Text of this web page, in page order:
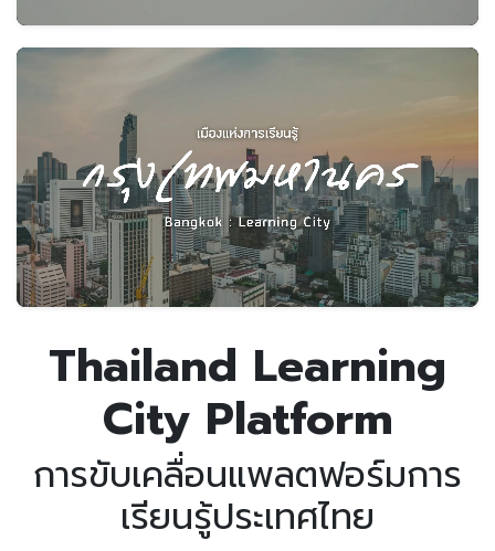
Thailand Learning
City Platform
การขับเคลื่อนแพลตฟอร์มการ
เรียนรู้ประเทศไทย